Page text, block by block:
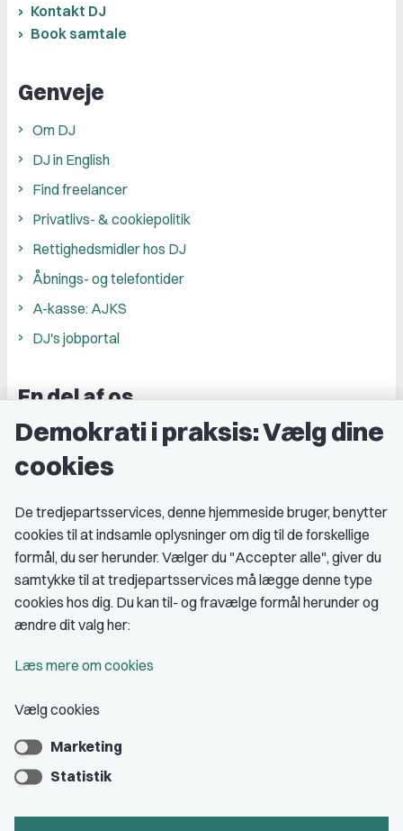
Kontakt DJ
Book samtale
Genveje
Om DJ
DJ in English
Find freelancer
Privatlivs- & cookiepolitik
Rettighedsmidler hos DJ
Åbnings- og telefontider
A-kasse: AJKS
DJ's jobportal
En del af os
Grupper og kredse
Studenterorganisationer
Medlemskab
Fordele som medlem
Kontingent
Bliv medlem
Demokrati i praksis: Vælg dine
cookies
De tredjepartsservices, denne hjemmeside bruger, benytter
cookies til at indsamle oplysninger om dig til de forskellige
formål, du ser herunder. Vælger du "Accepter alle", giver du
samtykke til at tredjepartsservices må lægge denne type
cookies hos dig. Du kan til- og fravælge formål herunder og
ændre dit valg her:
Læs mere om cookies
Vælg cookies
Marketing
Statistik